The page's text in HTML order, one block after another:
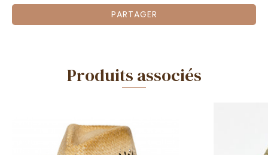
PARTAGER
Produits associés